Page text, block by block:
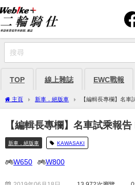
TOP 線上雜誌 EWC戰報
主頁 新車．絕版車 【編輯長專欄】名車
【編輯長專欄】名車試乘報
新車．絕版車 KAWASAKI
W650 W800